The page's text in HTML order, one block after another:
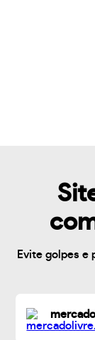
Evite golpes e